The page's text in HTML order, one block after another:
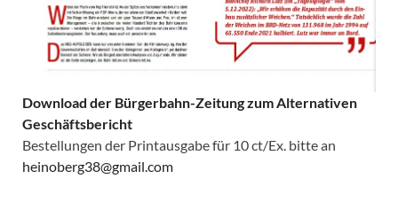
Download der Bürgerbahn-Zeitung zum Alternativen
Geschäftsbericht
Bestellungen der Printausgabe für 10 ct/Ex. bitte an
heinoberg38@gmail.com